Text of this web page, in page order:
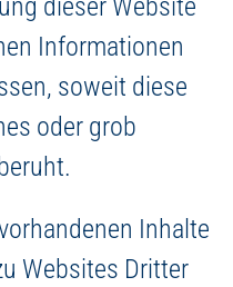
dieser Website
Informationen
soweit diese
oder grob
Inhalte
Websites Dritter